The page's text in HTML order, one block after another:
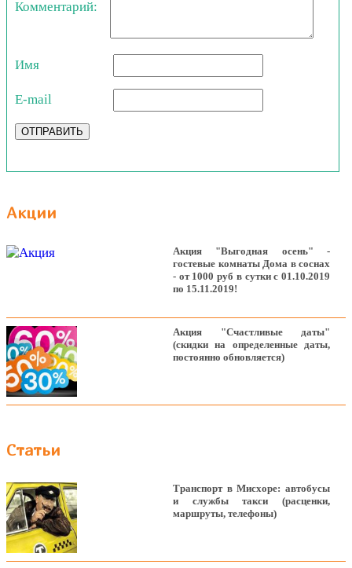
Комментарий:
Имя
E-mail
ОТПРАВИТЬ
Акции
Акция "Выгодная осень" -
гостевые комнаты Дома в соснах
- от 1000 руб в сутки с 01.10.2019
по 15.11.2019!
Акция "Счастливые даты"
(скидки на определенные даты,
постоянно обновляется)
Статьи
Транспорт в Мисхоре: автобусы
и службы такси (расценки,
маршруты, телефоны)